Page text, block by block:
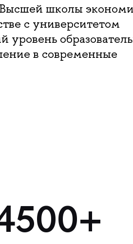
Высшей школы
с университетом
уровень
в современные